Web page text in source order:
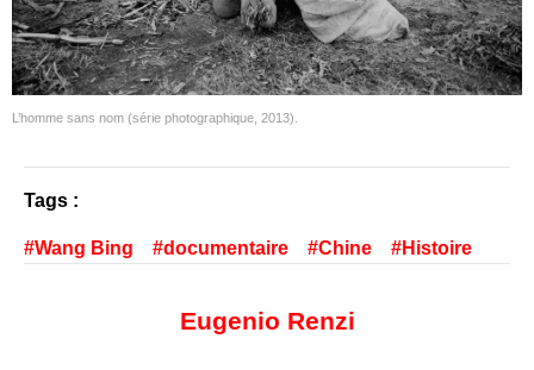
L’homme sans nom (série photographique, 2013).
Tags :
Wang Bing documentaire Chine Histoire
Eugenio Renzi